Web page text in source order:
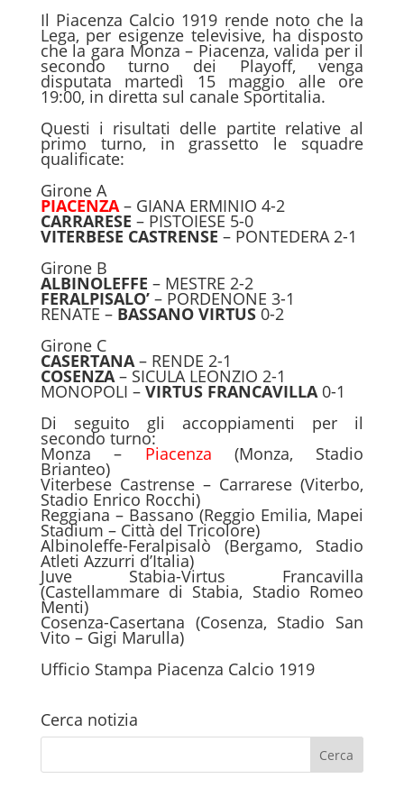
Il Piacenza Calcio 1919 rende noto che la
Lega, per esigenze televisive, ha disposto
che la gara Monza – Piacenza, valida per il
secondo turno dei Playoff, venga
disputata martedì 15 maggio alle ore
19:00, in diretta sul canale Sportitalia.
Questi i risultati delle partite relative al
primo turno, in grassetto le squadre
qualificate:
Girone A
PIACENZA– GIANA ERMINIO 4-2
CARRARESE – PISTOIESE 5-0
VITERBESE CASTRENSE – PONTEDERA 2-1
Girone B
ALBINOLEFFE – MESTRE 2-2
FERALPISALO’– PORDENONE 3-1
RENATE – BASSANO VIRTUS0-2
Girone C
CASERTANA– RENDE 2-1
COSENZA– SICULA LEONZIO 2-1
MONOPOLI – VIRTUS FRANCAVILLA0-1
Di seguito gli accoppiamenti per il
secondo turno:
Monza – Piacenza (Monza, Stadio
Brianteo)
Viterbese Castrense – Carrarese (Viterbo,
Stadio Enrico Rocchi)
Reggiana – Bassano (Reggio Emilia, Mapei
Stadium – Città del Tricolore)
Albinoleffe-Feralpisalò (Bergamo, Stadio
Atleti Azzurri d’Italia)
Juve Stabia-Virtus Francavilla
(Castellammare di Stabia, Stadio Romeo
Menti)
Cosenza-Casertana (Cosenza, Stadio San
Vito – Gigi Marulla)
Ufficio Stampa Piacenza Calcio 1919
Cerca notizia